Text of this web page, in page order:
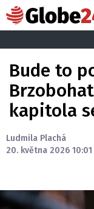
Bude to
kapitola
Ludmila Plachá
20. května 2026 10:01